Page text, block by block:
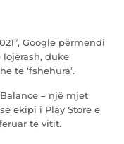
Google përmendi
duke
të ‘fshehura’.
– një mjet
ekipi i Play Store e
të vitit.